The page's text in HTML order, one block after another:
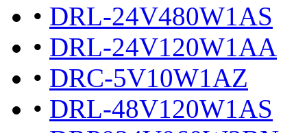
• DRL-24V480W1AS
• DRL-24V120W1AA
• DRC-5V10W1AZ
• DRL-48V120W1AS